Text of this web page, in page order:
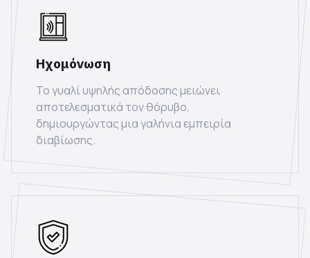
Ηχομόνωση
Το γυαλί υψηλής απόδοσης μειώνει
αποτελεσματικά τον θόρυβο,
δημιουργώντας μια γαλήνια εμπειρία
διαβίωσης.